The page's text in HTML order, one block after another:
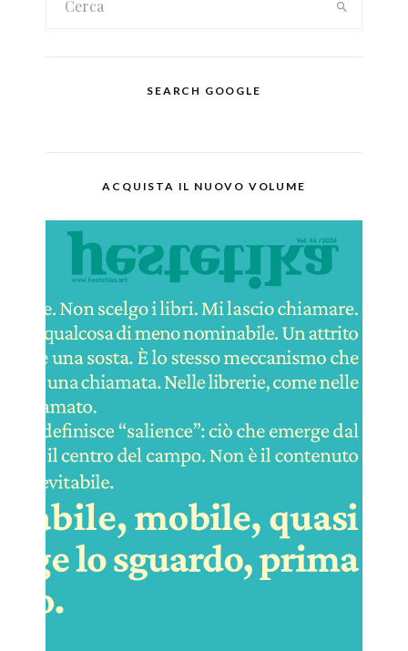
SEARCH GOOGLE
ACQUISTA IL NUOVO VOLUME